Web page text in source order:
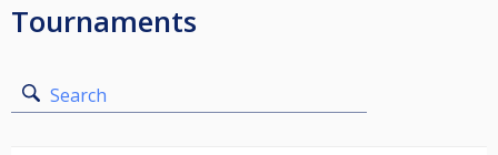
Tournaments
Search